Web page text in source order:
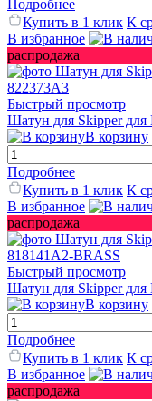
Подробнее
Купить в 1 клик К
В избранное
распродажа
Быстрый просмотр
Шатун для Skipper для
В корзину
Подробнее
Купить в 1 клик К
В избранное
распродажа
Быстрый просмотр
Шатун для Skipper для
В корзину
Подробнее
Купить в 1 клик К
В избранное
распродажа